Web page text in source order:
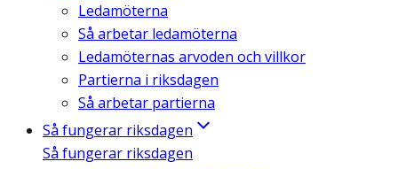
Ledamöterna
Så arbetar ledamöterna
Ledamöternas arvoden och villkor
Partierna i riksdagen
Så arbetar partierna
Så fungerar riksdagen
Så fungerar riksdagen